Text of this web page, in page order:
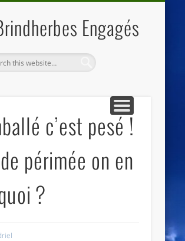
Engagés
c’est pesé !
périmée on en
?